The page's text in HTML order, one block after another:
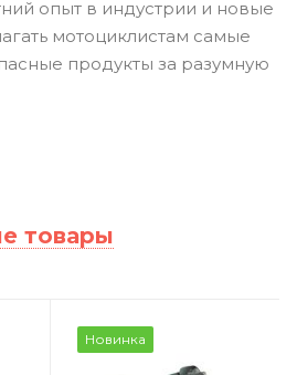
опыт в индустрии и новые
мотоциклистам самые
продукты за разумную
товары
Новинка